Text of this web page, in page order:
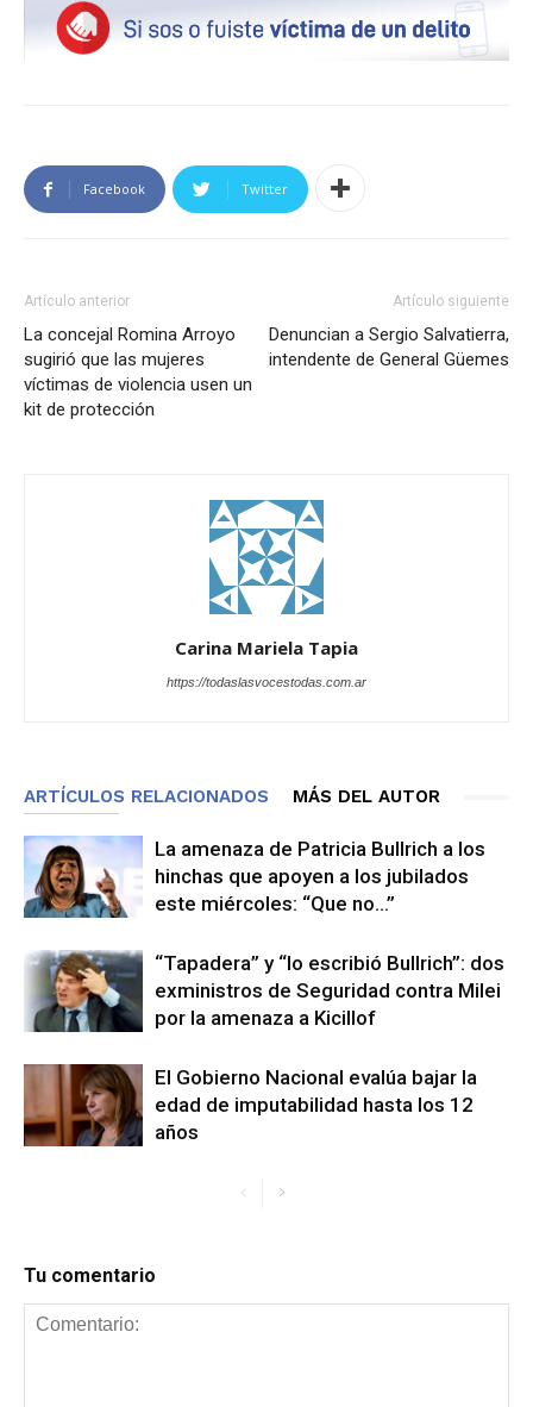
Facebook Twitter
Artículo anterior
La concejal Romina Arroyo
sugirió que las mujeres
víctimas de violencia usen un
kit de protección
Artículo siguiente
Denuncian a Sergio Salvatierra,
intendente de General Güemes
Carina Mariela Tapia
https://todaslasvocestodas.com.ar
ARTÍCULOS RELACIONADOS MÁS DEL AUTOR
La amenaza de Patricia Bullrich a los
hinchas que apoyen a los jubilados
este miércoles: “Que no…”
“Tapadera” y “lo escribió Bullrich”: dos
exministros de Seguridad contra Milei
por la amenaza a Kicillof
El Gobierno Nacional evalúa bajar la
edad de imputabilidad hasta los 12
años
Tu comentario